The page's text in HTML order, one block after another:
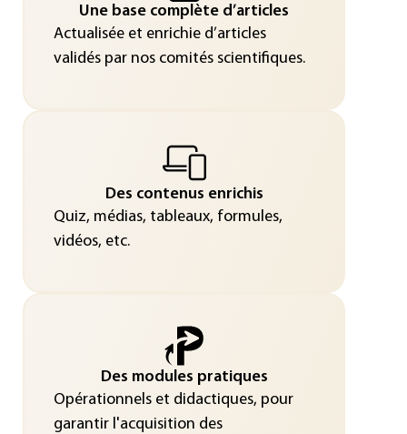
Une base complète d’articles
Actualisée et enrichie d’articles
validés par nos comités scientifiques.
Des contenus enrichis
Quiz, médias, tableaux, formules,
vidéos, etc.
Des modules pratiques
Opérationnels et didactiques, pour
garantir l'acquisition des